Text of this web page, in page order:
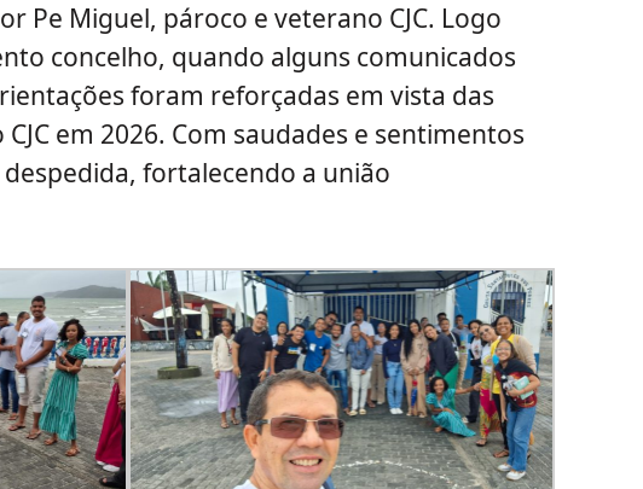
Pe Miguel, pároco e veterano CJC. Logo
concelho, quando alguns comunicados
foram reforçadas em vista das
em 2026. Com saudades e sentimentos
fortalecendo a união